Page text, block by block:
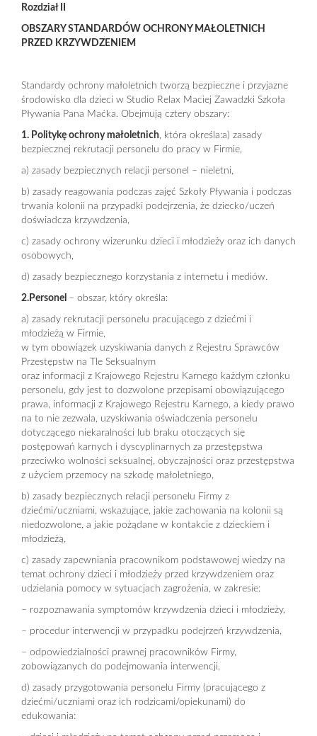
Rozdział II
OBSZARY STANDARDÓW OCHRONY MAŁOLETNICH
PRZED KRZYWDZENIEM
Standardy ochrony małoletnich tworzą bezpieczne i przyjazne
środowisko dla dzieci w Studio Relax Maciej Zawadzki Szkoła
Pływania Pana Maćka. Obejmują cztery obszary:
1. Politykę ochrony małoletnich, która określa:a) zasady
bezpiecznej rekrutacji personelu do pracy w Firmie,
a) zasady bezpiecznych relacji personel – nieletni,
b) zasady reagowania podczas zajęć Szkoły Pływania i podczas
trwania kolonii na przypadki podejrzenia, że dziecko/uczeń
doświadcza krzywdzenia,
c) zasady ochrony wizerunku dzieci i młodzieży oraz ich danych
osobowych,
d) zasady bezpiecznego korzystania z internetu i mediów.
2.Personel – obszar, który określa:
a) zasady rekrutacji personelu pracującego z dziećmi i
młodzieżą w Firmie,
w tym obowiązek uzyskiwania danych z Rejestru Sprawców
Przestępstw na Tle Seksualnym
oraz informacji z Krajowego Rejestru Karnego każdym członku
personelu, gdy jest to dozwolone przepisami obowiązującego
prawa, informacji z Krajowego Rejestru Karnego, a kiedy prawo
na to nie zezwala, uzyskiwania oświadczenia personelu
dotyczącego niekaralności lub braku otoczących się
postępowań karnych i dyscyplinarnych za przestępstwa
przeciwko wolności seksualnej, obyczajności oraz przestępstwa
z użyciem przemocy na szkodę małoletniego,
b) zasady bezpiecznych relacji personelu Firmy z
dziećmi/uczniami, wskazujące, jakie zachowania na kolonii są
niedozwolone, a jakie pożądane w kontakcie z dzieckiem i
młodzieżą,
c) zasady zapewniania pracownikom podstawowej wiedzy na
temat ochrony dzieci i młodzieży przed krzywdzeniem oraz
udzielania pomocy w sytuacjach zagrożenia, w zakresie:
– rozpoznawania symptomów krzywdzenia dzieci i młodzieży,
– procedur interwencji w przypadku podejrzeń krzywdzenia,
– odpowiedzialności prawnej pracowników Firmy,
zobowiązanych do podejmowania interwencji,
d) zasady przygotowania personelu Firmy (pracującego z
dziećmi/uczniami oraz ich rodzicami/opiekunami) do
edukowania: